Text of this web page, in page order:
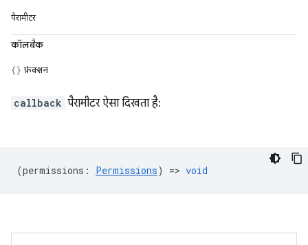
पैरामीटर
कॉलबैक
फ़ंक्शन
callback पैरामीटर ऐसा दिखता है:
(permissions : Permissions) => void